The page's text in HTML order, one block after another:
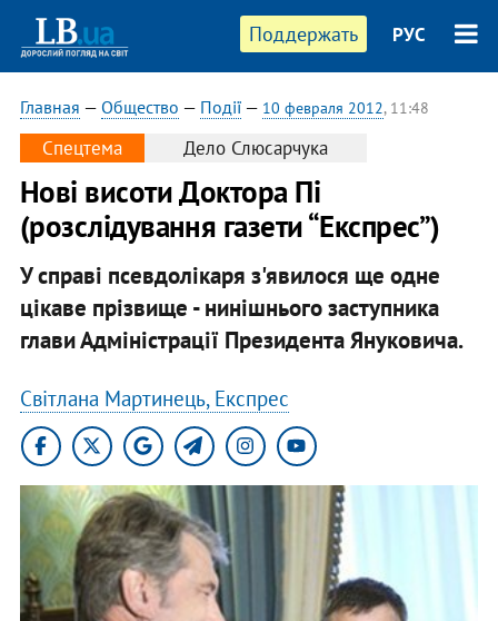
Поддержать РУС
Главная — Общество — Події— 10 февраля 2012, 11:48
Спецтема Дело Слюсарчука
Новi висоти Доктора Пi
(розслідування газети “Експрес”)
У справi псевдолiкаря з'явилося ще одне
цiкаве прiзвище - нинiшнього заступника
глави Адмiнiстрацiї Президента Януковича.
Світлана Мартинець, Експрес